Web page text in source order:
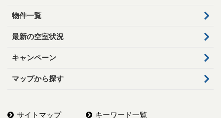
物件一覧
最新の空室状況
キャンペーン
マップから探す
サイトマップ キーワード一覧